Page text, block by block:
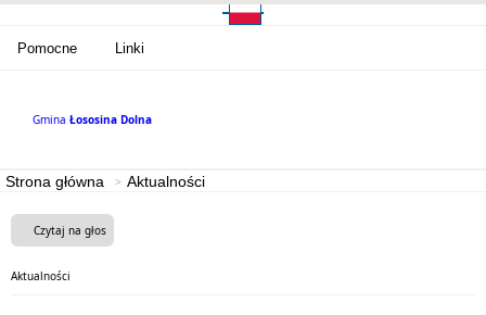
Pomocne Linki
Gmina Łososina Dolna
Strona główna Aktualności
Czytaj na głos
Aktualności